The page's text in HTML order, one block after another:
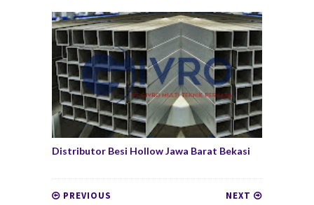
Distributor Besi Hollow Jawa Barat Bekasi
NEXT
PREVIOUS